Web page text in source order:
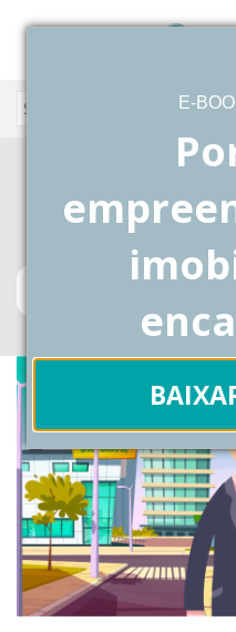
E-
comprar área
Posts Tagged